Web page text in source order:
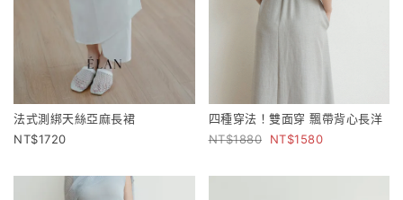
法式測綁天絲亞麻長裙
1720
四種穿法！雙面穿 飄帶背心長洋
1880
1580